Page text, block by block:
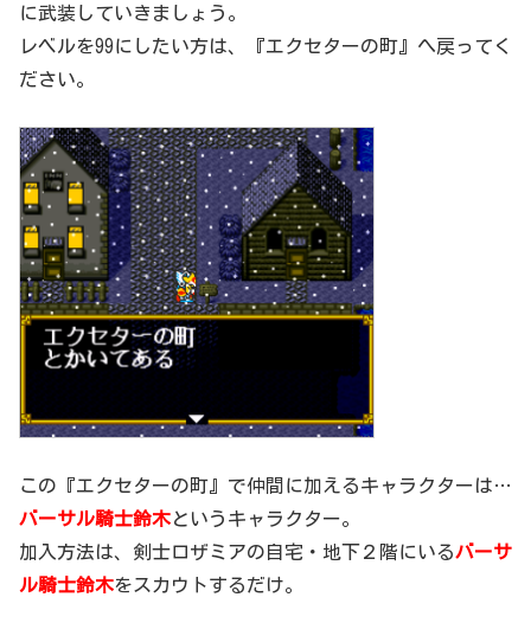
に武装していきましょう。
レベルを99にしたい方は、『エクセターの町』へ戻ってく
ださい。
この『エクセターの町』で仲間に加えるキャラクターは…
バーサル騎士鈴木というキャラクター。
加入方法は、剣士ロザミアの自宅・地下２階にいるバーサ
ル騎士鈴木をスカウトするだけ。